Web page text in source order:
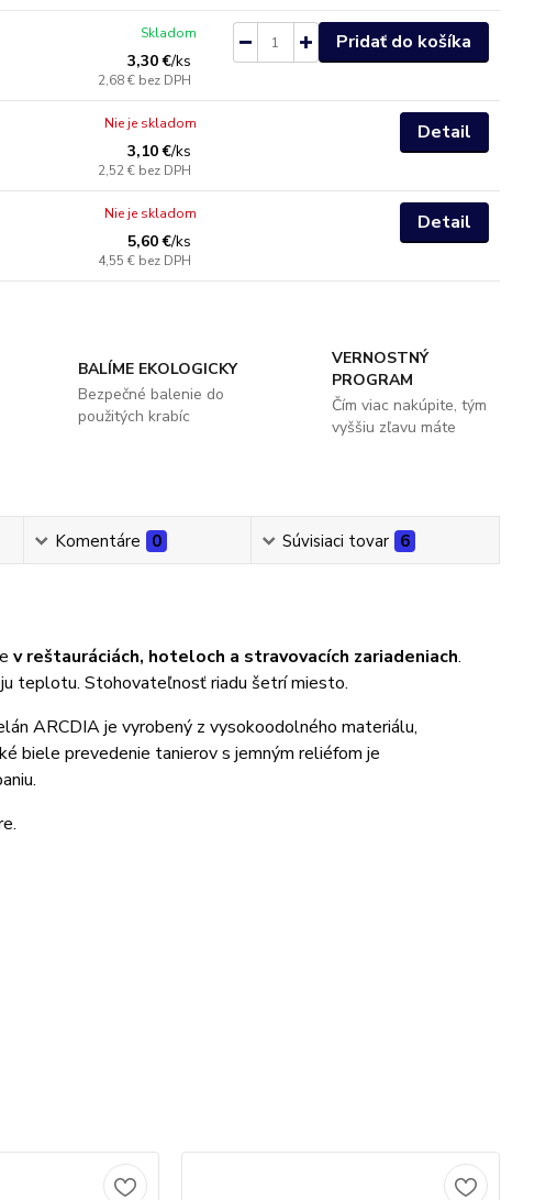
3,30 €/ks
2,68 € bez DPH
Skladom Pridať do košíka
3,10 €/ks
2,52 € bez DPH
Nie je skladom Detail
5,60 €/ks
4,55 € bez DPH
Nie je skladom Detail
BALÍME EKOLOGICKY
Bezpečné balenie do
použitých krabíc
VERNOSTNÝ
PROGRAM
Čím viac nakúpite, tým
vyššiu zľavu máte
Komentáre 0 Súvisiaci tovar 6
v reštauráciách, hoteloch a stravovacích zariadeniach.
teplotu. Stohovateľnosť riadu šetrí miesto.
ARCDIA je vyrobený z vysokoodolného materiálu,
biele prevedenie tanierov s jemným reliéfom je